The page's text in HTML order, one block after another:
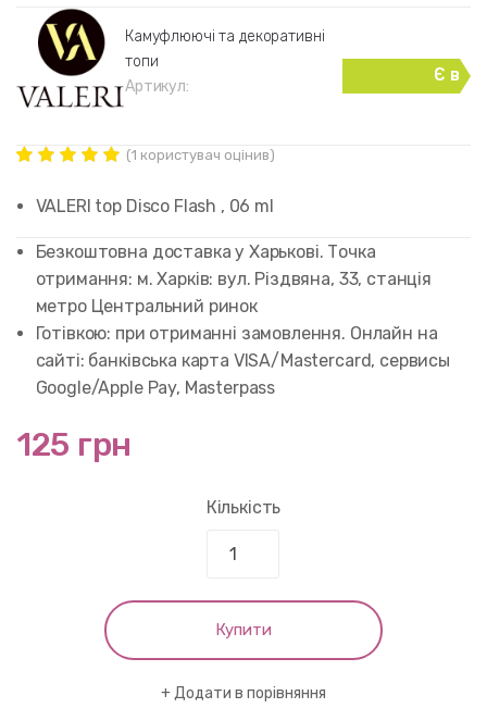
Камуфлюючі та декоративні
топи
Артикул:
Є в
5.00 out of
5 based on
rating
(1 користувач оцінив)
VALERI top Disco Flash , 06 ml
Безкоштовна доставка у Харькові. Точка
отримання: м. Харків: вул. Різдвяна, 33, станція
метро Центральний ринок
Готівкою: при отриманні замовлення. Онлайн на
сайті: банківська карта VISA/Mastercard, сервисы
Google/Apple Pay, Masterpass
125 грн
Кількість
Купити
Додати в порівняння